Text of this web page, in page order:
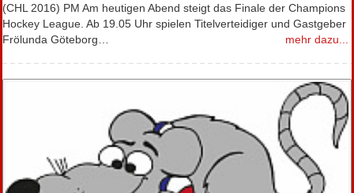
(CHL 2016) PM Am heutigen Abend steigt das Finale der Champions
Hockey League. Ab 19.05 Uhr spielen Titelverteidiger und Gastgeber
Frölunda Göteborg…
mehr dazu...